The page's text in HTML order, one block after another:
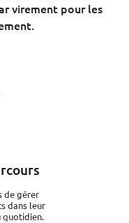
virement pour les
de gérer
dans leur
quotidien.